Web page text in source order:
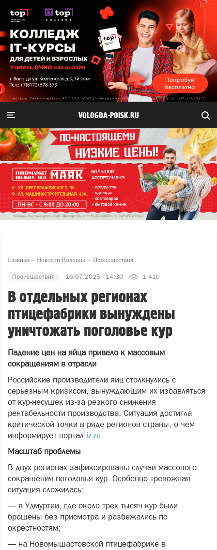
VOLOGDA-POISK.RU
Главная Новости Вологды Происшествия
Происшествия 16.07.2025 - 14:30 1 410
В отдельных регионах
птицефабрики вынуждены
уничтожать поголовье кур
Падение цен на яйца привело к массовым
сокращениям в отрасли
Российские производители яиц столкнулись с
серьезным кризисом, вынуждающим их избавляться
от кур-несушек из-за резкого снижения
рентабельности производства. Ситуация достигла
критической точки в ряде регионов страны, о чем
информирует портал iz.ru.
Масштаб проблемы
В двух регионах зафиксированы случаи массового
сокращения поголовья кур. Особенно тревожная
ситуация сложилась:
— в Удмуртии, где около трех тысяч кур были
брошены без присмотра и разбежались по
окрестностям;
— на Новомышастовской птицефабрике в